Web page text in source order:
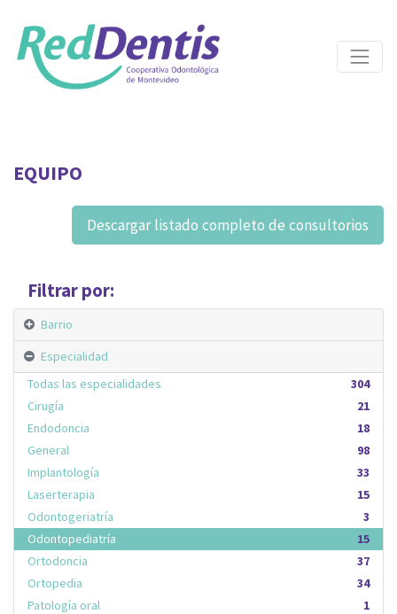
EQUIPO
Descargar listado completo de consultorios
Filtrar por:
Barrio
Especialidad
304
Todas las especialidades
21
Cirugía
18
Endodoncia
98
General
33
Implantología
15
Laserterapia
3
Odontogeriatría
15
Odontopediatría
37
Ortodoncia
34
Ortopedia
1
Patología oral